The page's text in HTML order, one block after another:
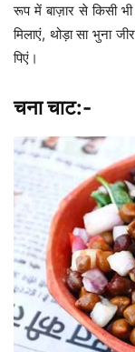
रूप में बाज़ार से किसी
मिलाएं, थोड़ा सा भुना
पिएं।
चना चाट:-